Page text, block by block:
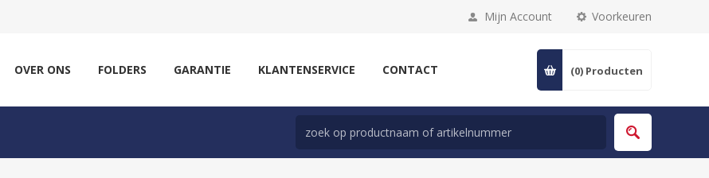
Voorkeuren
Mijn Account
OVER ONS FOLDERS GARANTIE KLANTENSERVICE CONTACT (0) Producten